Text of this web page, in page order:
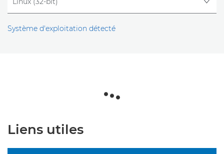
Système d'exploitation détecté
Liens utiles